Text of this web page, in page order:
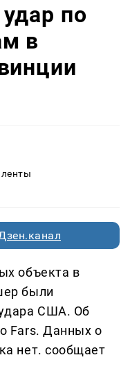
по
в
объекта в
были
США. Об
Fars. Данных о
нет. сообщает